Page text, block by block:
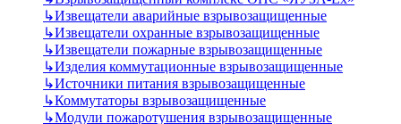
↳Извещатели аварийные взрывозащищенные
↳Извещатели охранные взрывозащищенные
↳Извещатели пожарные взрывозащищенные
↳Изделия коммутационные взрывозащищенные
↳Источники питания взрывозащищенные
↳Коммутаторы взрывозащищенные
↳Модули пожаротушения взрывозащищенные